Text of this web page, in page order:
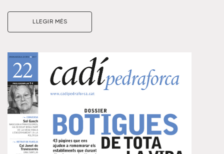
dossier rememora l’exili de tots aquells que fugien de
les represàlies de l’exèrcit franquista a finals de la
França; o dels masos i llocs de pas on es dormia i es
reparaven forces camí de l’exili.
Visualitza un resum d’aquest número clicant a la portada
LLEGIR MÉS